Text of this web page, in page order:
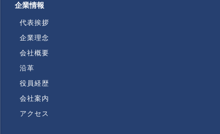
企業情報
代表挨拶
企業理念
会社概要
沿革
役員経歴
会社案内
アクセス